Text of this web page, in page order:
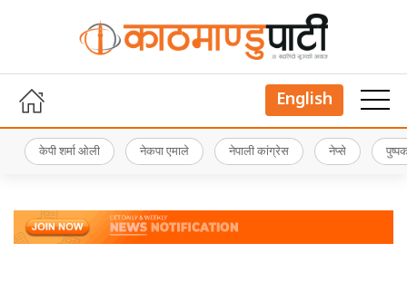
English
केपी शर्मा ओली नेकपा एमाले नेपाली कांग्रेस नेप्से